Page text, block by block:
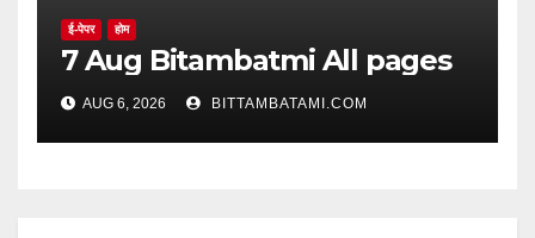
ई-पेपर होम
7 Aug Bitambatmi All pages
AUG 6, 2026 BITTAMBATAMI.COM